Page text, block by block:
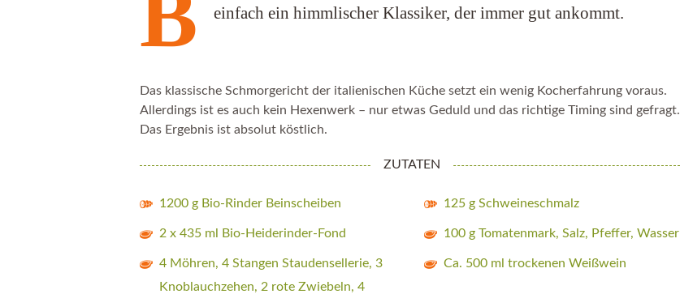
einfach ein himmlischer Klassiker, der immer gut ankommt.
Das klassische Schmorgericht der italienischen Küche setzt ein wenig Kocherfahrung voraus.
Allerdings ist es auch kein Hexenwerk – nur etwas Geduld und das richtige Timing sind gefragt.
Das Ergebnis ist absolut köstlich.
ZUTATEN
1200 g Bio-Rinder Beinscheiben
2 x 435 ml Bio-Heiderinder-Fond
4 Möhren, 4 Stangen Staudensellerie, 3
Knoblauchzehen, 2 rote Zwiebeln, 4
125 g Schweineschmalz
100 g Tomatenmark, Salz, Pfeffer, Wasser
Ca. 500 ml trockenen Weißwein